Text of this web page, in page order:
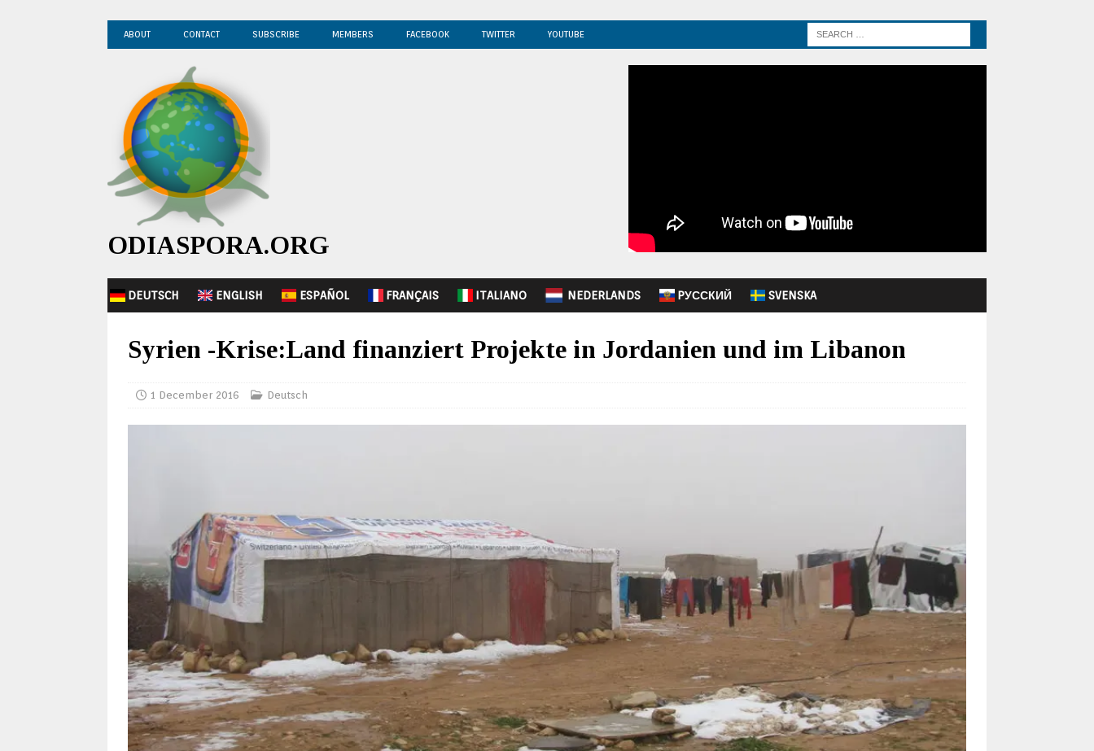
ABOUT CONTACT SUBSCRIBE MEMBERS FACEBOOK TWITTER YOUTUBE
ODIASPORA.ORG
DEUTSCH ENGLISH ESPAÑOL FRANÇAIS ITALIANO NEDERLANDS PУССКИЙ SVENSKA
Syrien -Krise:Land finanziert Projekte in Jordanien und im Libanon
1 December 2016 Deutsch